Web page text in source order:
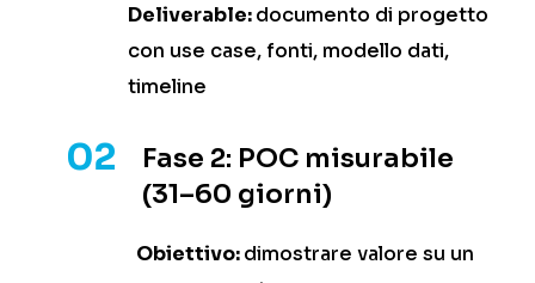
Deliverable:documento di progetto
con use case, fonti, modello dati,
timeline
02
Fase 2: POC misurabile
(31–60 giorni)
Obiettivo:dimostrare valore su un